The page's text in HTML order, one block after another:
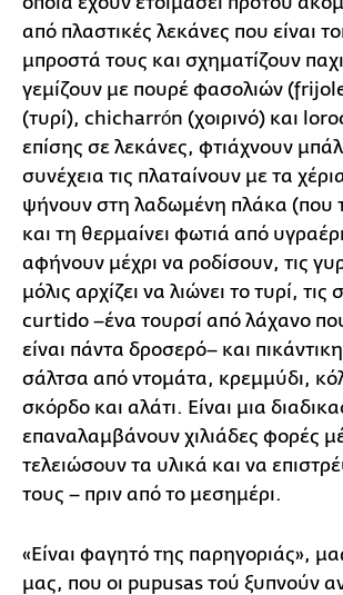
από πλαστικές λεκάνες που είναι
μπροστά τους και σχηματίζουν
γεμίζουν με πουρέ φασολιών
(τυρί), chicharrón (χοιρινό) και
επίσης σε λεκάνες, φτιάχνουν
συνέχεια τις πλαταίνουν με τα
ψήνουν στη λαδωμένη πλάκα (που
και τη θερμαίνει φωτιά από
αφήνουν μέχρι να ροδίσουν, τις
μόλις αρχίζει να λιώνει το τυρί,
curtido –ένα τουρσί από λάχανο
είναι πάντα δροσερό– και
σάλτσα από ντομάτα, κρεμμύδι,
σκόρδο και αλάτι. Είναι μια
επαναλαμβάνουν χιλιάδες φορές
τελειώσουν τα υλικά και να
τους – πριν από το μεσημέρι.
«Είναι φαγητό της παρηγοριάς»,
μας, που οι pupusas τού ξυπνούν